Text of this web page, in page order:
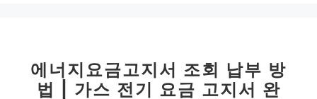
에너지요금고지서 조회 납부 방
법 | 가스 전기 요금 고지서 완